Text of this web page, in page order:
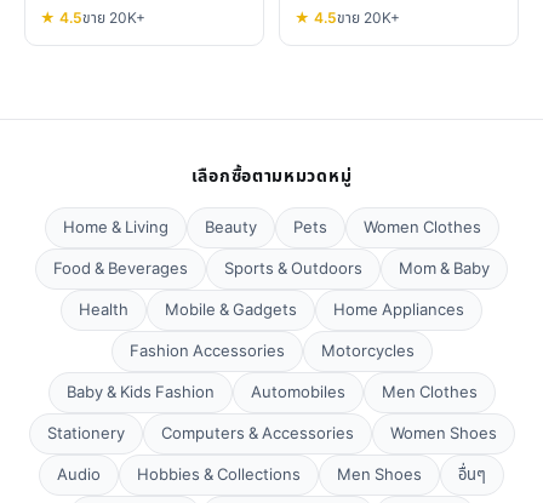
★ 4.5ขาย 20K+ ★ 4.5ขาย 20K+
เลือกซื้อตามหมวดหมู่
Home & Living Beauty Pets
Women Clothes
Food & Beverages
Sports & Outdoors
Mom & Baby
Health
Mobile & Gadgets
Home Appliances
Fashion Accessories
Motorcycles
Baby & Kids Fashion
Automobiles
Men Clothes
Stationery
Computers & Accessories
Women Shoes
Audio
Hobbies & Collections Men Shoes
อื่นๆ